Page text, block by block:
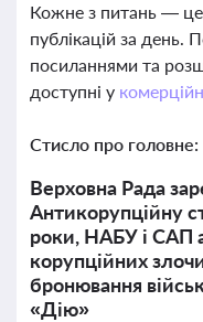
Кожне з питань — це
публікацій за
посиланнями та
доступні у
Стисло про головне:
Верховна Рада
Антикорупційну
роки, НАБУ і САП
корупційних
бронювання
«Дію»